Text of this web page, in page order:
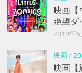
映画【
絶望ダ
2019年6
映画/
映画【